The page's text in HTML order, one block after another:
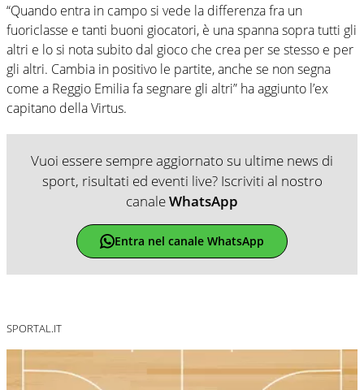
“Quando entra in campo si vede la differenza fra un
fuoriclasse e tanti buoni giocatori, è una spanna sopra tutti gli
altri e lo si nota subito dal gioco che crea per se stesso e per
gli altri. Cambia in positivo le partite, anche se non segna
come a Reggio Emilia fa segnare gli altri” ha aggiunto l’ex
capitano della Virtus.
Vuoi essere sempre aggiornato su ultime news di
sport, risultati ed eventi live? Iscriviti al nostro
canaleWhatsApp
Entra nel canale WhatsApp
SPORTAL.IT